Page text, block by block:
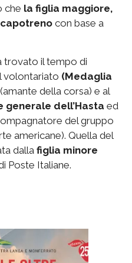
che la figlia maggiore,
con base a
trovato il tempo di
volontariato (Medaglia
della corsa) e al
dell’Hasta ed
del gruppo
americane). Quella del
dalla figlia minore
Poste Italiane.